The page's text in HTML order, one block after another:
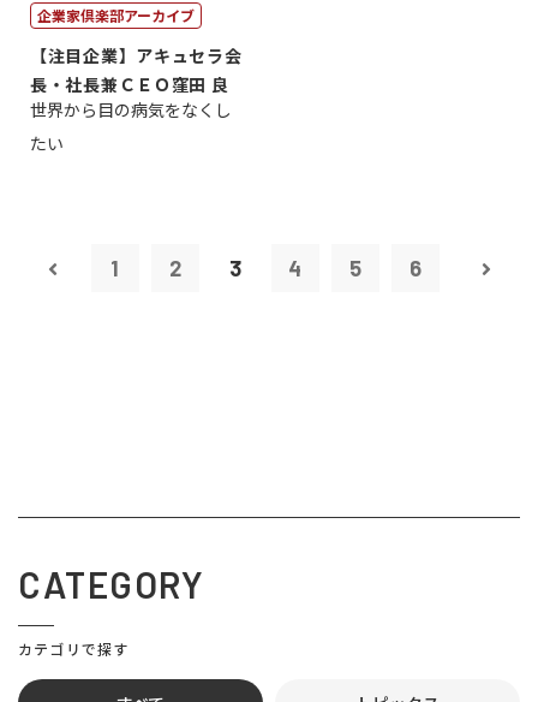
企業家倶楽部アーカイブ
【注目企業】アキュセラ会
長・社長兼ＣＥＯ窪田 良
世界から目の病気をなくし
たい
1 2 3 4 5 6
CATEGORY
カテゴリで探す